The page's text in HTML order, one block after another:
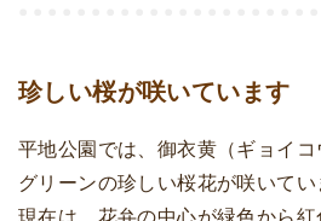
珍しい桜が咲いています
平地公園では、御衣黄（ギョイ
グリーンの珍しい桜花が咲いてい
現在は、花弁の中心が緑色から